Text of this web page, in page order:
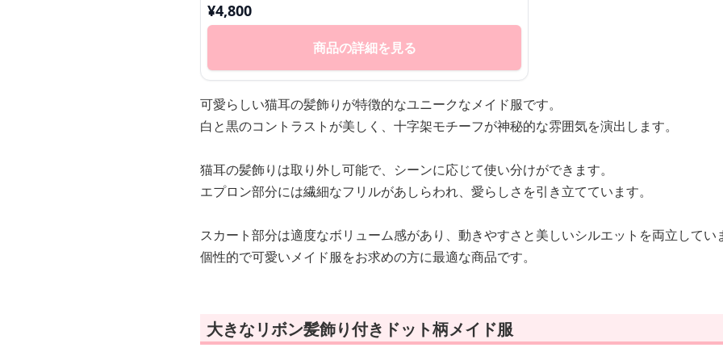
¥4,800
商品の詳細を見る
可愛らしい猫耳の髪飾りが特徴的なユニークなメイド服です。
白と黒のコントラストが美しく、十字架モチーフが神秘的な雰囲気を演出します。
猫耳の髪飾りは取り外し可能で、シーンに応じて使い分けができます。
エプロン部分には繊細なフリルがあしらわれ、愛らしさを引き立てています。
スカート部分は適度なボリューム感があり、動きやすさと美しいシルエットを両立してい
個性的で可愛いメイド服をお求めの方に最適な商品です。
大きなリボン髪飾り付きドット柄メイド服